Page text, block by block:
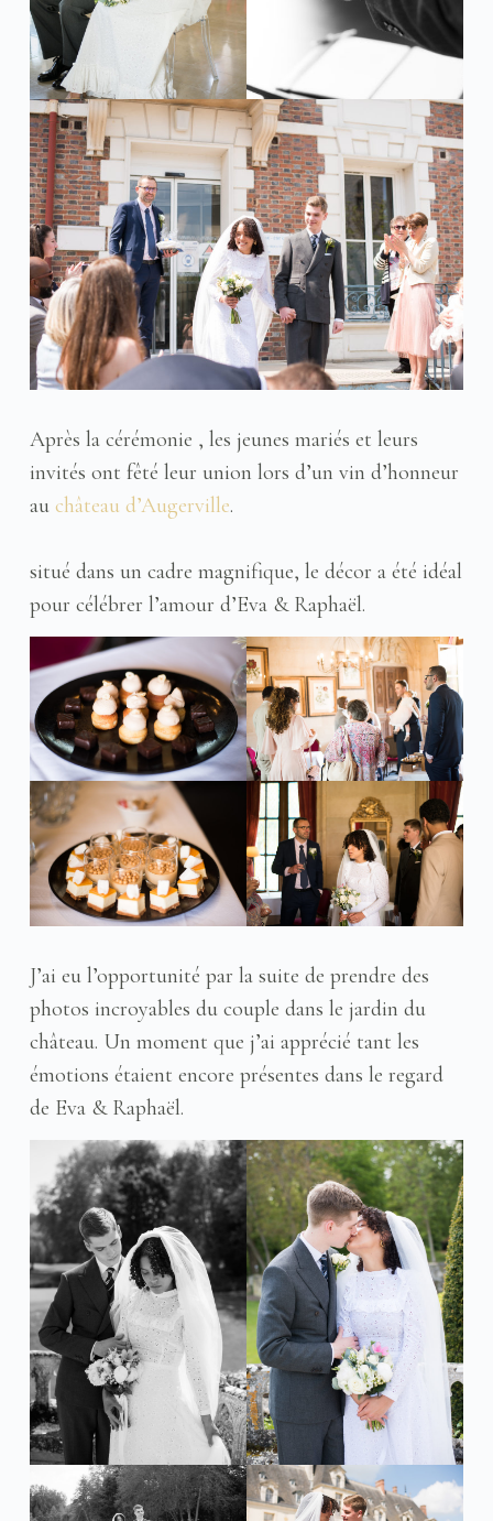
Après la cérémonie , les jeunes mariés et leurs
invités ont fêté leur union lors d’un vin d’honneur
au château d’Augerville.
situé dans un cadre magnifique, le décor a été idéal
pour célébrer l’amour d’Eva & Raphaël.
J’ai eu l’opportunité par la suite de prendre des
photos incroyables du couple dans le jardin du
château. Un moment que j’ai apprécié tant les
émotions étaient encore présentes dans le regard
de Eva & Raphaël.